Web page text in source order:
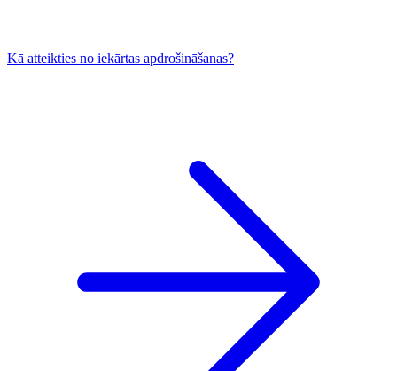
Kā atteikties no iekārtas apdrošināšanas?